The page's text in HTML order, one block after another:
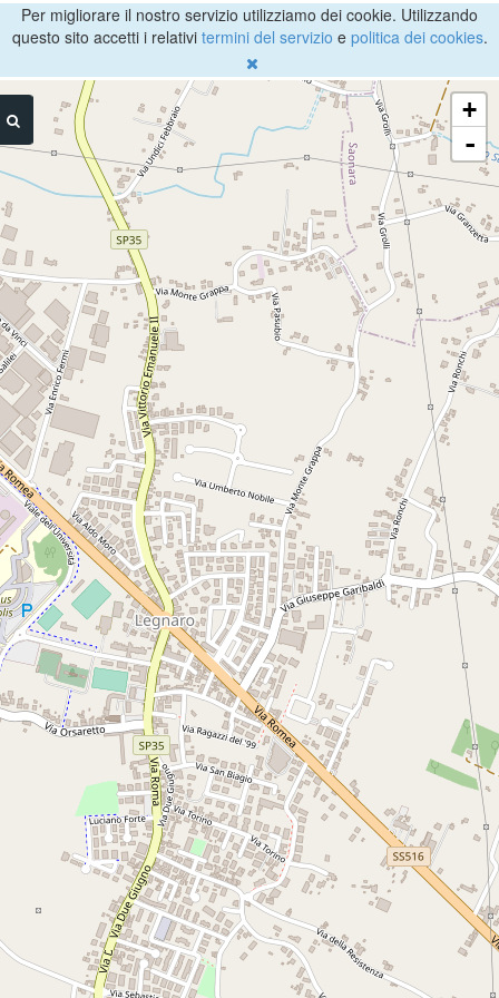
Per migliorare il nostro servizio utilizziamo dei cookie. Utilizzando
questo sito accetti i relativi termini del servizio e politica dei cookies.
+
-